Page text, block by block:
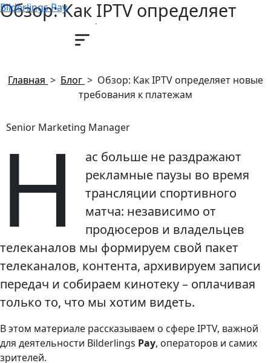
Bilderlings Pay
Обзор: Как IPTV определяет
новые требования к платежам
Главная > Блог > Обзор: Как IPTV определяет новые
требования к платежам
Senior Marketing Manager
Н
ас больше не раздражают
рекламные паузы во время
трансляции спортивного
матча: независимо от
продюсеров и владельцев
телеканалов мы формируем свой пакет
телеканалов, контента, архивируем записи
передач и собираем кинотеку – оплачивая
только то, что мы хотим видеть.
В этом материале рассказываем о сфере IPTV, важной
для деятельности Bilderlings Pay, операторов и самих
зрителей.